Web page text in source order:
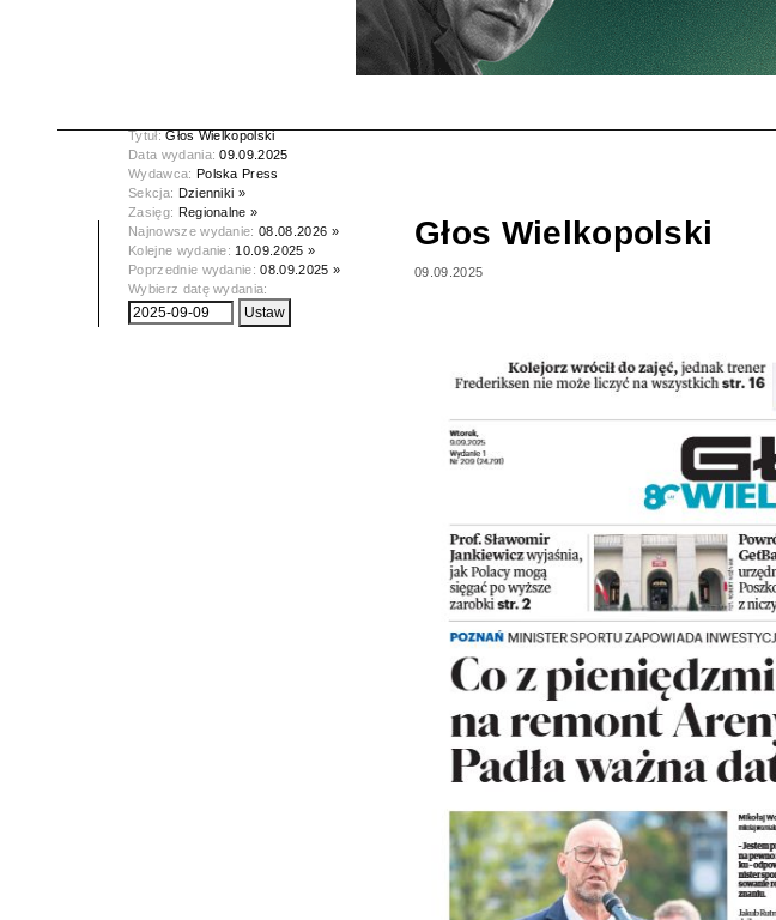
Tytuł:Głos Wielkopolski
Data wydania:09.09.2025
Wydawca: Polska Press
Sekcja: Dzienniki »
Zasięg: Regionalne »
Najnowsze wydanie:08.08.2026 »
Kolejne wydanie: 10.09.2025 »
Poprzednie wydanie:08.09.2025 »
Wybierz datę wydania:
Głos Wielkopolski
09.09.2025